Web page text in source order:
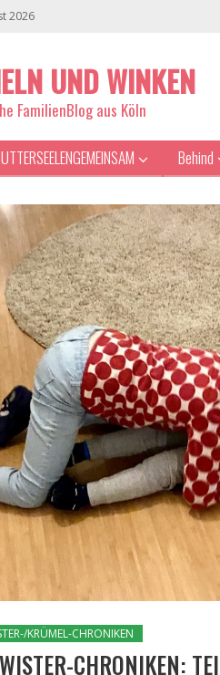
2026
UND WINKEN
FamilienBlog aus Köln
Behind
KRÜMEL-CHRONIKEN
CHRONIKEN: